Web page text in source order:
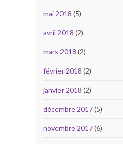
mai 2018 (5)
avril 2018 (2)
mars 2018 (2)
février 2018 (2)
janvier 2018 (2)
décembre 2017(5)
novembre 2017(6)